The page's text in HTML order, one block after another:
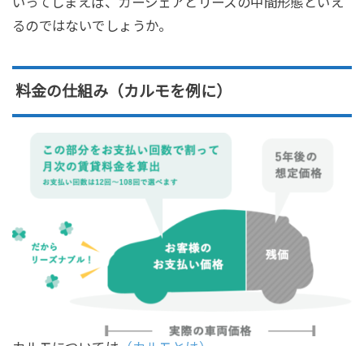
るのではないでしょうか。
料金の仕組み（カルモを例に）